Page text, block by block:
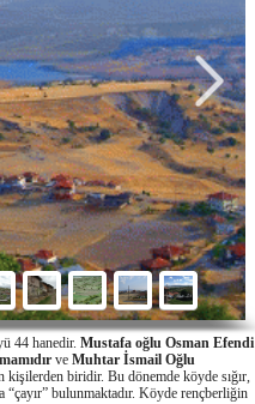
44 hanedir. Mustafa oğlu Osman Efendi
ve Muhtar İsmail Oğlu
kişilerden biridir. Bu dönemde köyde sığır,
“çayır” bulunmaktadır. Köyde rençberliğin